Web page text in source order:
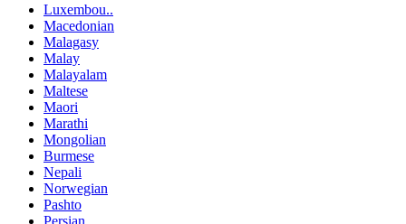
Luxembou..
Macedonian
Malagasy
Malay
Malayalam
Maltese
Maori
Marathi
Mongolian
Burmese
Nepali
Norwegian
Pashto
Persian